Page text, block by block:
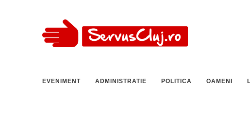
EVENIMENT ADMINISTRATIE POLITICA OAMENI